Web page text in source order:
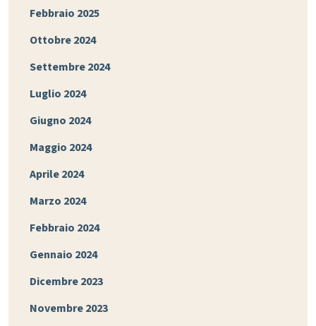
Febbraio 2025
Ottobre 2024
Settembre 2024
Luglio 2024
Giugno 2024
Maggio 2024
Aprile 2024
Marzo 2024
Febbraio 2024
Gennaio 2024
Dicembre 2023
Novembre 2023